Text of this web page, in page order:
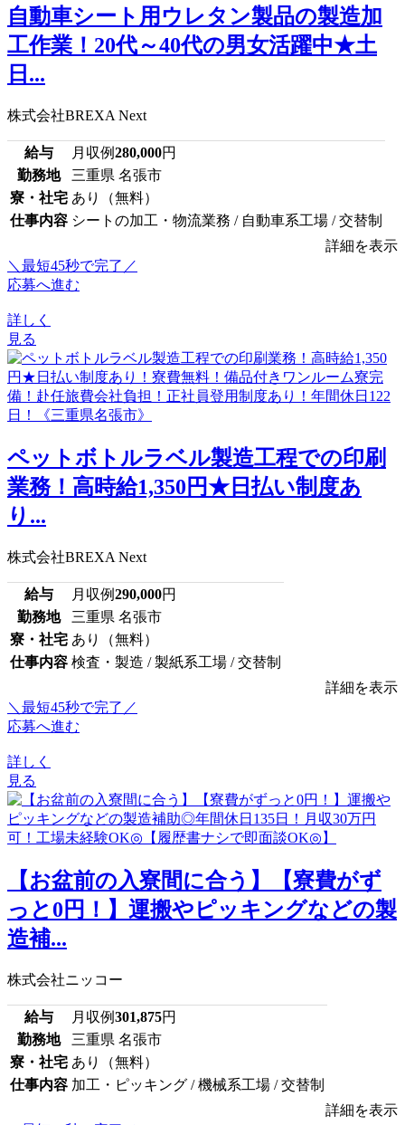
自動車シート用ウレタン製品の製造加
工作業！20代～40代の男女活躍中★土
日...
株式会社BREXA Next
給与 月収例280,000円
勤務地
三重県 名張市
寮・社宅 あり（無料）
仕事内容 シートの加工・物流業務 / 自動車系工場 / 交替制
詳細を表示
＼最短45秒で完了／
応募へ進む
詳しく
見る
ペットボトルラベル製造工程での印刷
業務！高時給1,350円★日払い制度あ
り...
株式会社BREXA Next
給与 月収例290,000円
勤務地
三重県 名張市
寮・社宅 あり（無料）
仕事内容 検査・製造 / 製紙系工場 / 交替制
詳細を表示
＼最短45秒で完了／
応募へ進む
詳しく
見る
【お盆前の入寮間に合う】【寮費がず
っと0円！】運搬やピッキングなどの製
造補...
株式会社ニッコー
給与 月収例301,875円
勤務地
三重県 名張市
寮・社宅 あり（無料）
仕事内容 加工・ピッキング / 機械系工場 / 交替制
詳細を表示